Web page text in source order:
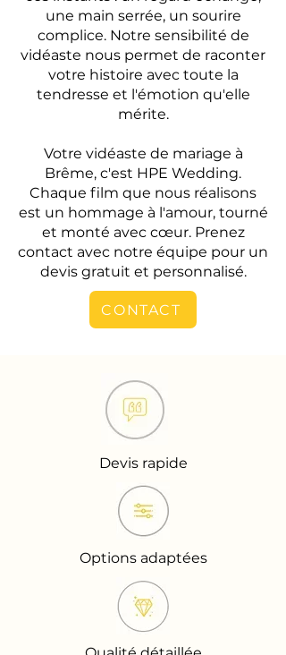
une main serrée, un sourire
complice. Notre sensibilité de
vidéaste nous permet de raconter
votre histoire avec toute la
tendresse et l'émotion qu'elle
mérite.
Votre vidéaste de mariage à
Brême, c'est HPE Wedding.
Chaque film que nous réalisons
est un hommage à l'amour, tourné
et monté avec cœur. Prenez
contact avec notre équipe pour un
devis gratuit et personnalisé.
CONTACT
Devis rapide
Options adaptées